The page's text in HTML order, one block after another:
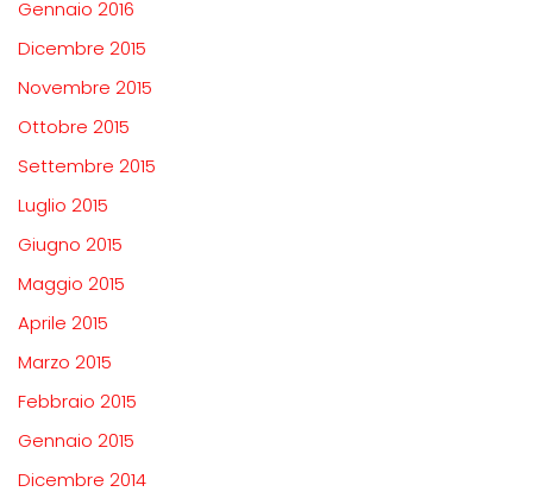
Gennaio 2016
Dicembre 2015
Novembre 2015
Ottobre 2015
Settembre 2015
Luglio 2015
Giugno 2015
Maggio 2015
Aprile 2015
Marzo 2015
Febbraio 2015
Gennaio 2015
Dicembre 2014